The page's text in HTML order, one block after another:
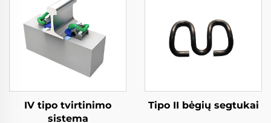
IV tipo tvirtinimo
sistema
Tipo II bėgių segtukai